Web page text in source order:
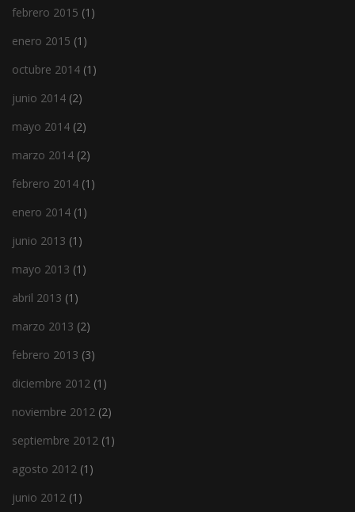
febrero 2015 (1)
enero 2015 (1)
octubre 2014 (1)
junio 2014 (2)
mayo 2014 (2)
marzo 2014 (2)
febrero 2014 (1)
enero 2014 (1)
junio 2013 (1)
mayo 2013 (1)
abril 2013 (1)
marzo 2013 (2)
febrero 2013 (3)
diciembre 2012 (1)
noviembre 2012 (2)
septiembre 2012 (1)
agosto 2012 (1)
junio 2012 (1)